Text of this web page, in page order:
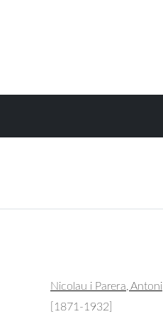
Nicolau i Parera, Antoni
[1871-1932]